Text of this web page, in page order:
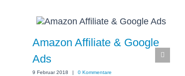
Amazon Affiliate & Google
Ads
9 Februar 2018 | 0 Kommentare